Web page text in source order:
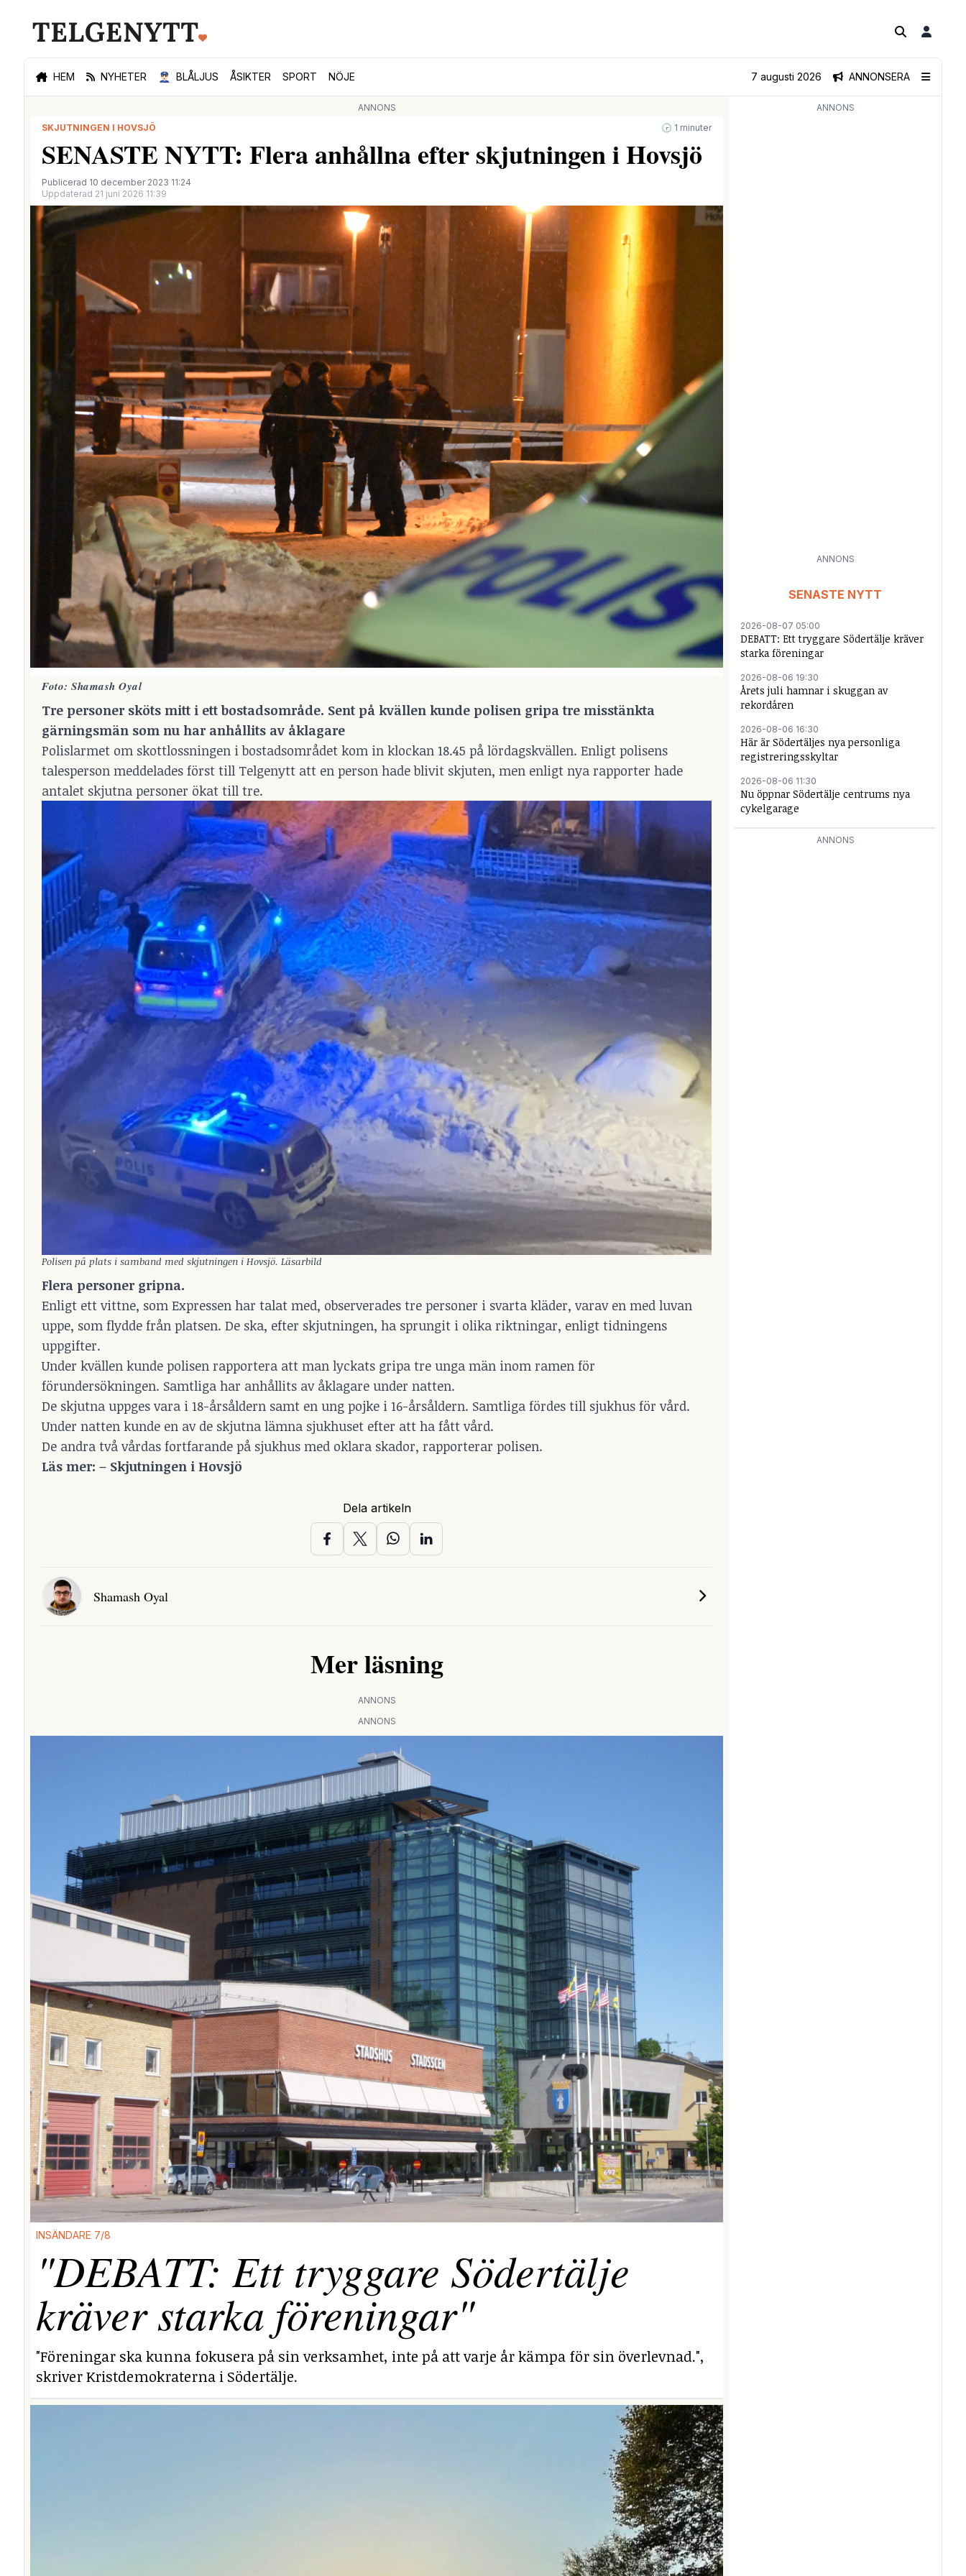
HEM NYHETER 👮🏻‍♂️ BLÅLJUS ÅSIKTER SPORT NÖJE ANNONSERA
7 augusti 2026
ANNONS
SKJUTNINGEN I HOVSJÖ
🕝 1 minuter
SENASTE NYTT: Flera anhållna efter skjutningen i Hovsjö
Publicerad 10 december 2023 11:24
Uppdaterad 21 juni 2026 11:39
Foto: Shamash Oyal
Tre personer sköts mitt i ett bostadsområde. Sent på kvällen kunde polisen gripa tre misstänkta
gärningsmän som nu har anhållits av åklagare
Polislarmet om skottlossningen i bostadsområdet kom in klockan 18.45 på lördagskvällen. Enligt polisens
talesperson meddelades först till Telgenytt att en person hade blivit skjuten, men enligt nya rapporter hade
antalet skjutna personer ökat till tre.
Polisen på plats i samband med skjutningen i Hovsjö. Läsarbild
Flera personer gripna.
Enligt ett vittne, som Expressen har talat med, observerades tre personer i svarta kläder, varav en med luvan
uppe, som flydde från platsen. De ska, efter skjutningen, ha sprungit i olika riktningar, enligt tidningens
uppgifter.
Under kvällen kunde polisen rapportera att man lyckats gripa tre unga män inom ramen för
förundersökningen. Samtliga har anhållits av åklagare under natten.
De skjutna uppges vara i 18-årsåldern samt en ung pojke i 16-årsåldern. Samtliga fördes till sjukhus för vård.
Under natten kunde en av de skjutna lämna sjukhuset efter att ha fått vård.
De andra två vårdas fortfarande på sjukhus med oklara skador, rapporterar polisen.
Läs mer: – Skjutningen i Hovsjö
Dela artikeln
Shamash Oyal
Mer läsning
ANNONS
ANNONS
INSÄNDARE 7/8
"DEBATT: Ett tryggare Södertälje
kräver starka föreningar"
"Föreningar ska kunna fokusera på sin verksamhet, inte på att varje år kämpa för sin överlevnad.",
skriver Kristdemokraterna i Södertälje.
ANNONS
ANNONS
SENASTE NYTT
2026-08-07 05:00
DEBATT: Ett tryggare Södertälje kräver
starka föreningar
2026-08-06 19:30
Årets juli hamnar i skuggan av
rekordåren
2026-08-06 16:30
Här är Södertäljes nya personliga
registreringsskyltar
2026-08-06 11:30
Nu öppnar Södertälje centrums nya
cykelgarage
ANNONS